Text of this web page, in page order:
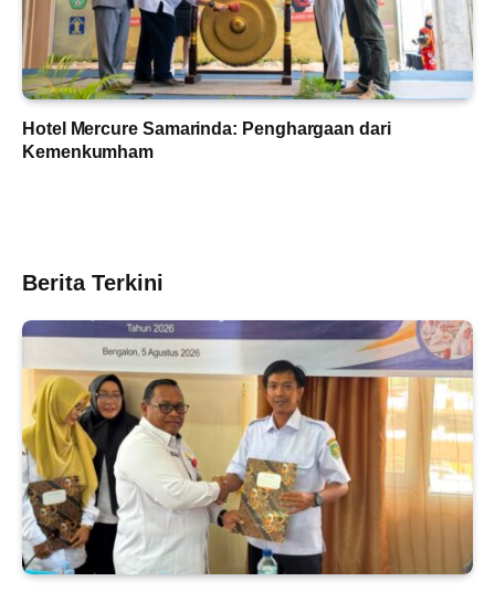
Hotel Mercure Samarinda: Penghargaan dari
Kemenkumham
Berita Terkini